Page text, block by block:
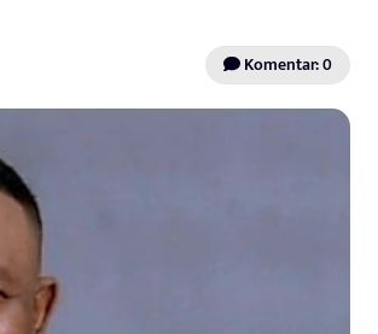
Komentar: 0